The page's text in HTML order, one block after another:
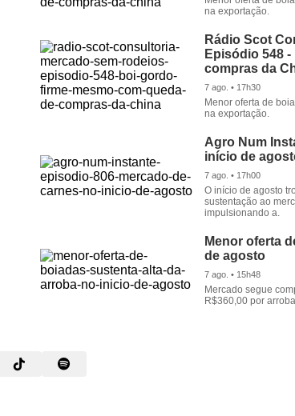
na exportação.
Rádio Scot
Episódio 548
compras da
7 ago. • 17h30
Menor oferta de
na exportação.
Agro Num
início de
7 ago. • 17h00
O início de agosto
sustentação ao
impulsionando a.
Menor oferta
de agosto
7 ago. • 15h48
Mercado segue
R$360,00 por